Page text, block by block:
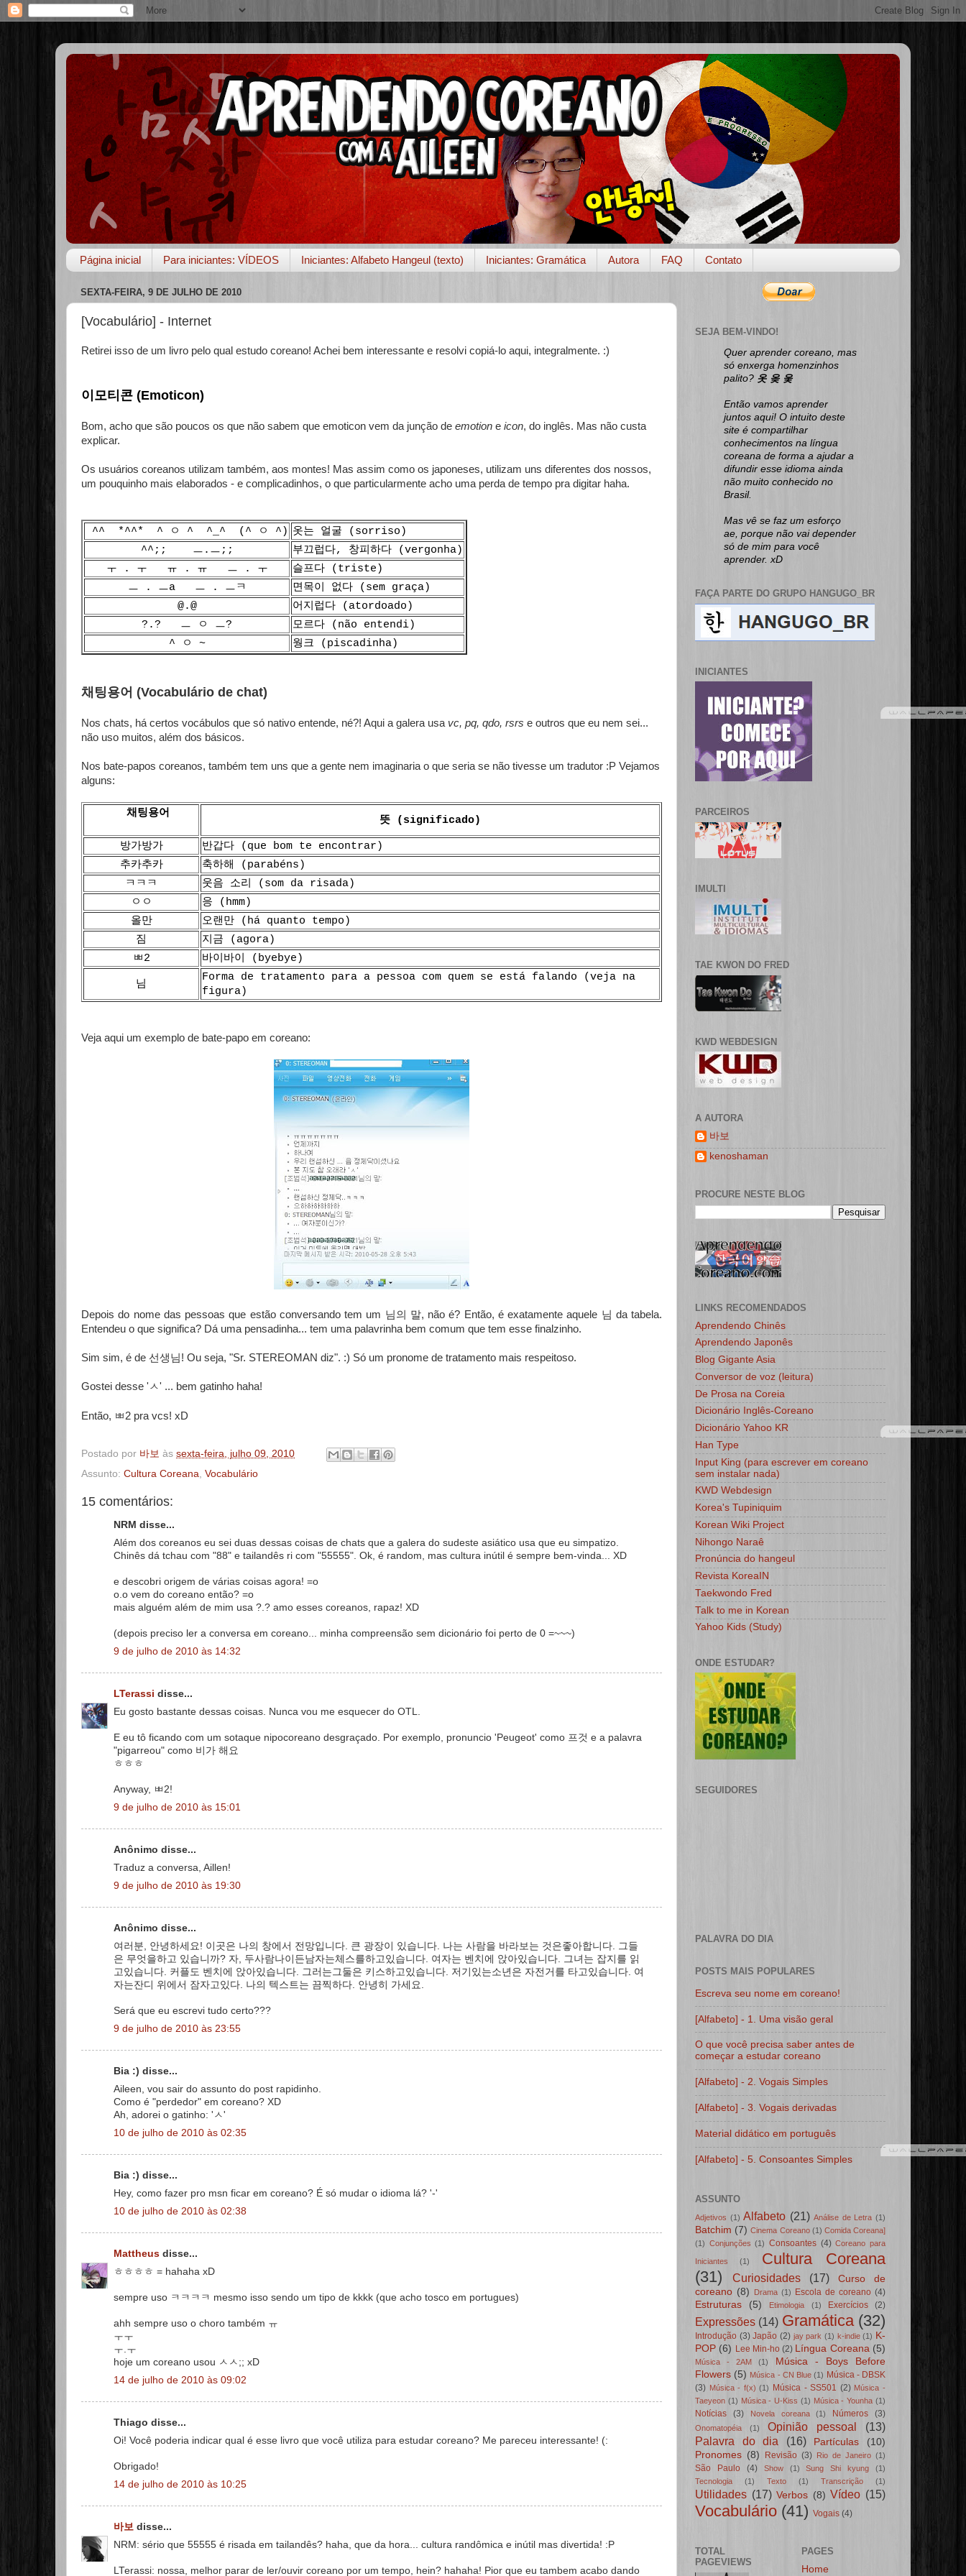
Página inicial Para iniciantes: VÍDEOS Iniciantes: Alfabeto Hangeul (texto) Iniciantes: Gramática Autora FAQ Contato
SEXTA-FEIRA, 9 DE JULHO DE 2010
[Vocabulário] - Internet
Retirei isso de um livro pelo qual estudo coreano! Achei bem interessante e resolvi copiá-lo aqui, integralmente. :)
이모티콘 (Emoticon)
Bom, acho que são poucos os que não sabem que emoticon vem da junção de emotion e icon, do inglês. Mas não custa
explicar.
Os usuários coreanos utilizam também, aos montes! Mas assim como os japoneses, utilizam uns diferentes dos nossos,
um pouquinho mais elaborados - e complicadinhos, o que particularmente acho uma perda de tempo pra digitar haha.
^^ *^^* ^ ㅇ ^ ^_^ (^ ㅇ ^) 옷는 얼굴 (sorriso)
^^;; ㅡ.ㅡ;;
부끄럽다, 창피하다 (vergonha)
ㅜ . ㅜ ㅠ . ㅠ ㅡ . ㅜ
슬프다 (triste)
ㅡ . ㅡa ㅡ . ㅡㅋ
면목이 없다 (sem graça)
@.@
어지럽다 (atordoado)
?.? ㅡ ㅇ ㅡ?
모르다 (não entendi)
^ ㅇ ~
웡크 (piscadinha)
채팅용어 (Vocabulário de chat)
Nos chats, há certos vocábulos que só nativo entende, né?! Aqui a galera usa vc, pq, qdo, rsrs e outros que eu nem sei...
não uso muitos, além dos básicos.
Nos bate-papos coreanos, também tem uns que a gente nem imaginaria o que seria se não tivesse um tradutor :P Vejamos
alguns:
채팅용어
뜻 (significado)
방가방가
반갑다 (que bom te encontrar)
추카추카
축하해 (parabéns)
ㅋㅋㅋ
웃음 소리 (som da risada)
ㅇㅇ
응 (hmm)
올만
오랜만 (há quanto tempo)
짐
지금 (agora)
ㅃ2
바이바이 (byebye)
님
Forma de tratamento para a pessoa com quem se está falando (veja na
figura)
Veja aqui um exemplo de bate-papo em coreano:
Depois do nome das pessoas que estão conversando tem um 님의 말, não é? Então, é exatamente aquele 님 da tabela.
Entendeu o que significa? Dá uma pensadinha... tem uma palavrinha bem comum que tem esse finalzinho.
Sim sim, é de 선생님! Ou seja, "Sr. STEREOMAN diz". :) Só um pronome de tratamento mais respeitoso.
Gostei desse 'ㅅ' ... bem gatinho haha!
Então, ㅃ2 pra vcs! xD
Postado por 바보 às sexta-feira, julho 09, 2010
Assunto: Cultura Coreana Vocabulário
15 comentários:
NRM disse...
Além dos coreanos eu sei duas dessas coisas de chats que a galera do sudeste asiático usa que eu simpatizo.
Chinês dá tchau com "88" e tailandês ri com "55555". Ok, é random, mas cultura inútil é sempre bem-vinda... XD
e descobri origem de várias coisas agora! =o
o.o vem do coreano então? =o
mais alguém além de mim usa ?.? amo esses coreanos, rapaz! XD
(depois preciso ler a conversa em coreano... minha compreensão sem dicionário foi perto de 0 =~~~)
9 de julho de 2010 às 14:32
LTerassi disse...
Eu gosto bastante dessas coisas. Nunca vou me esquecer do OTL.
E eu tô ficando com um sotaque nipocoreano desgraçado. Por exemplo, pronuncio 'Peugeot' como 프것 e a palavra
"pigarreou" como 비가 해요
ㅎㅎㅎ
Anyway, ㅃ2!
9 de julho de 2010 às 15:01
Anônimo disse...
Traduz a conversa, Aillen!
9 de julho de 2010 às 19:30
Anônimo disse...
여러분, 안녕하세요! 이곳은 나의 창에서 전망입니다. 큰 광장이 있습니다. 나는 사람을 바라보는 것은좋아합니다. 그들
은 무엇을하고 있습니까? 자, 두사람나이든남자는체스를하고있습니다. 여자는 벤치에 앉아있습니다. 그녀는 잡지를 읽
고있습니다. 커플도 벤치에 앉아있습니다. 그러는그둘은 키스하고있습니다. 저기있는소년은 자전거를 타고있습니다. 여
자는잔디 위에서 잠자고있다. 나의 텍스트는 끔찍하다. 안녕히 가세요.
Será que eu escrevi tudo certo???
9 de julho de 2010 às 23:55
Bia :) disse...
Aileen, vou sair do assunto do post rapidinho.
Como é "perdedor" em coreano? XD
Ah, adorei o gatinho: 'ㅅ'
10 de julho de 2010 às 02:35
Bia :) disse...
Hey, como fazer pro msn ficar em coreano? É só mudar o idioma lá? '-'
10 de julho de 2010 às 02:38
Mattheus disse...
ㅎㅎㅎㅎ = hahaha xD
sempre uso ㅋㅋㅋㅋ mesmo isso sendo um tipo de kkkk (que acho tosco em portugues)
ahh sempre uso o choro também ㅠ
ㅜㅜ
ㅜ.ㅜ
hoje um coreano usou ㅅㅅ;; xD
14 de julho de 2010 às 09:02
Thiago disse...
Oi! Você poderia indicar qual é esse livro que você utiliza para estudar coreano? Me pareceu interessante! (:
Obrigado!
14 de julho de 2010 às 10:25
바보 disse...
NRM: sério que 55555 é risada em tailandês? haha, que da hora... cultura randômica e inútil mas divertida! :P
LTerassi: nossa, melhor parar de ler/ouvir coreano por um tempo, hein? hahaha! Pior que eu tambem acabo dando
SEJA BEM-VINDO!
Quer aprender coreano, mas
só enxerga homenzinhos
palito? 옷 옺 웆
Então vamos aprender
juntos aqui! O intuito deste
site é compartilhar
conhecimentos na língua
coreana de forma a ajudar a
difundir esse idioma ainda
não muito conhecido no
Brasil.
Mas vê se faz um esforço
ae, porque não vai depender
só de mim para você
aprender. xD
FAÇA PARTE DO GRUPO HANGUGO_BR
INICIANTES
PARCEIROS
IMULTI
TAE KWON DO FRED
KWD WEBDESIGN
A AUTORA
바보
kenoshaman
PROCURE NESTE BLOG
LINKS RECOMENDADOS
Aprendendo Chinês
Aprendendo Japonês
Blog Gigante Asia
Conversor de voz (leitura)
De Prosa na Coreia
Dicionário Inglês-Coreano
Dicionário Yahoo KR
Han Type
Input King (para escrever em coreano
sem instalar nada)
KWD Webdesign
Korea's Tupiniquim
Korean Wiki Project
Nihongo Naraê
Pronúncia do hangeul
Revista KoreaIN
Taekwondo Fred
Talk to me in Korean
Yahoo Kids (Study)
ONDE ESTUDAR?
SEGUIDORES
PALAVRA DO DIA
POSTS MAIS POPULARES
Escreva seu nome em coreano!
[Alfabeto] - 1. Uma visão geral
O que você precisa saber antes de
começar a estudar coreano
[Alfabeto] - 2. Vogais Simples
[Alfabeto] - 3. Vogais derivadas
Material didático em português
[Alfabeto] - 5. Consoantes Simples
ASSUNTO
Adjetivos (1) Alfabeto (21) Análise de Letra (1)
Batchim (7) Cinema Coreano (1) Comida Coreana]
(1) Conjunções (1) Consoantes (4) Coreano para
Iniciantes (1)
Cultura Coreana
(31)
Curiosidades (17)
Curso de
coreano (8) Drama (1) Escola de coreano (4)
Estruturas (5) Etimologia (1) Exercícios (2)
Expressões (14) Gramática (32)
Introdução (3) Japão (2) jay park (1) k-indie (1) K-
POP (6) Lee Min-ho (2) Língua Coreana (5)
Música - 2AM (1)
Música - Boys Before
Flowers (5) Música - CN Blue (1) Música - DBSK
(3) Música - f(x) (1) Música - SS501 (2) Música -
Taeyeon (1) Música - U-Kiss (1) Música - Younha (1)
Notícias (3) Novela coreana (1) Números (3)
Onomatopéia (1) Opinião pessoal
(13)
Palavra do dia
(16) Partículas
(10)
Pronomes (8) Revisão (3) Rio de Janeiro (1)
São Paulo (4) Show (1) Sung Shi kyung
(1)
Tecnologia
(1) Texto (1) Transcrição (1)
Utilidades (17) Verbos (8) Vídeo (15)
Vocabulário (41) Vogais (4)
TOTAL
PAGEVIEWS
PAGES
Home